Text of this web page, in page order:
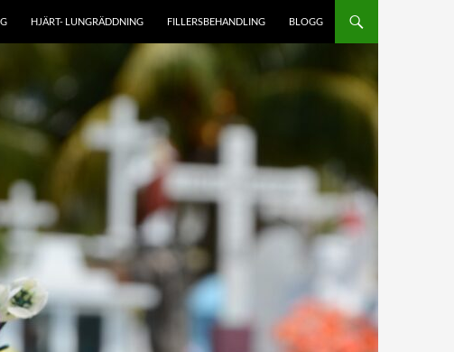
HJÄRT- LUNGRÄDDNING FILLERSBEHANDLING BLOGG